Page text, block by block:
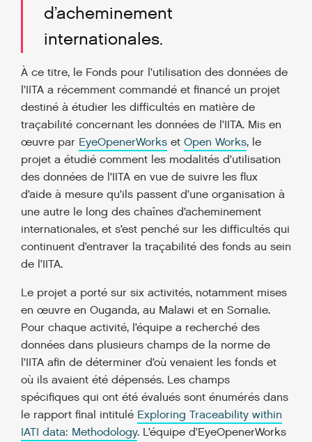
d’acheminement
internationales.
À ce titre, le Fonds pour l’utilisation des données de
l’IITA a récemment commandé et financé un projet
destiné à étudier les difficultés en matière de
traçabilité concernant les données de l’IITA. Mis en
œuvre par EyeOpenerWorks et Open Works, le
projet a étudié comment les modalités d’utilisation
des données de l’IITA en vue de suivre les flux
d’aide à mesure qu’ils passent d’une organisation à
une autre le long des chaînes d’acheminement
internationales, et s’est penché sur les difficultés qui
continuent d’entraver la traçabilité des fonds au sein
de l’IITA.
Le projet a porté sur six activités, notamment mises
en œuvre en Ouganda, au Malawi et en Somalie.
Pour chaque activité, l’équipe a recherché des
données dans plusieurs champs de la norme de
l’IITA afin de déterminer d’où venaient les fonds et
où ils avaient été dépensés. Les champs
spécifiques qui ont été évalués sont énumérés dans
le rapport final intitulé Exploring Traceability within
IATI data: Methodology. L’équipe d’EyeOpenerWorks